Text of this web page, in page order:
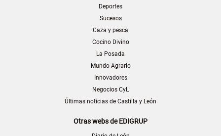
Deportes
Sucesos
Caza y pesca
Cocino Divino
La Posada
Mundo Agrario
Innovadores
Negocios CyL
Últimas noticias de Castilla y León
Otras webs de EDIGRUP